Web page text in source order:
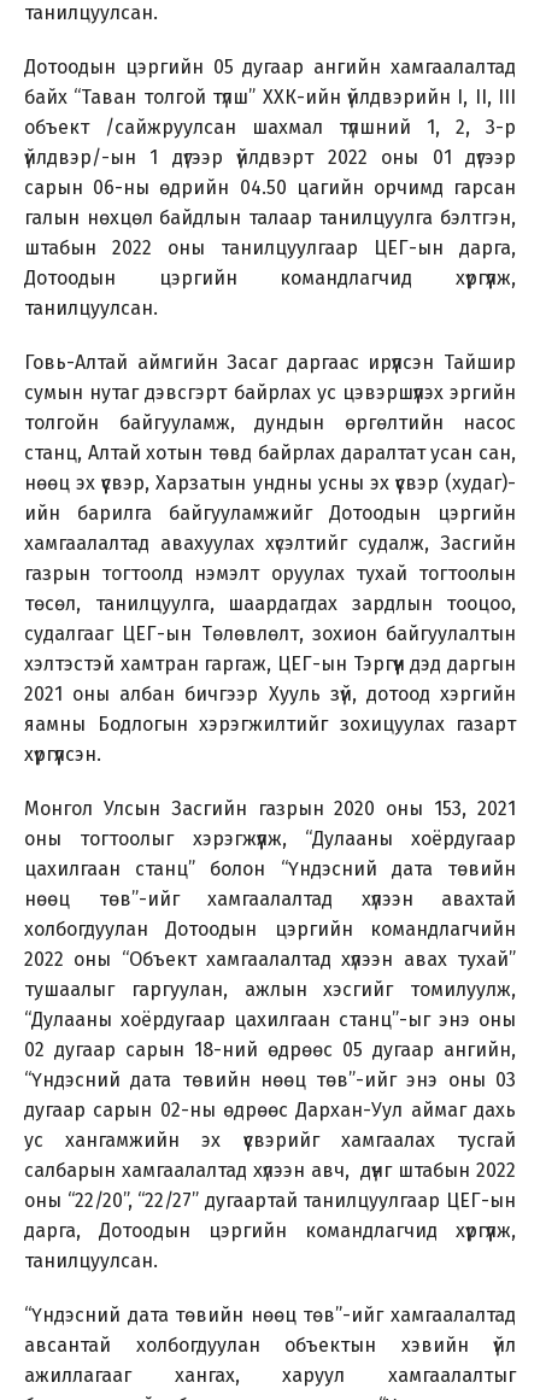
танилцуулсан.
Дотоодын цэргийн 05 дугаар ангийн хамгаалалтад
байх “Таван толгой түлш” ХХК-ийн үйлдвэрийн I, II, III
объект /сайжруулсан шахмал түлшний 1, 2, 3-р
үйлдвэр/-ын 1 дүгээр үйлдвэрт 2022 оны 01 дүгээр
сарын 06-ны өдрийн 04.50 цагийн орчимд гарсан
галын нөхцөл байдлын талаар танилцуулга бэлтгэн,
штабын 2022 оны танилцуулгаар ЦЕГ-ын дарга,
Дотоодын цэргийн командлагчид хүргүүлж,
танилцуулсан.
Говь-Алтай аймгийн Засаг даргаас ирүүлсэн Тайшир
сумын нутаг дэвсгэрт байрлах ус цэвэршүүлэх эргийн
толгойн байгууламж, дундын өргөлтийн насос
станц, Алтай хотын төвд байрлах даралтат усан сан,
нөөц эх үүсвэр, Харзатын ундны усны эх үүсвэр (худаг)-
ийн барилга байгууламжийг Дотоодын цэргийн
хамгаалалтад авахуулах хүсэлтийг судалж, Засгийн
газрын тогтоолд нэмэлт оруулах тухай тогтоолын
төсөл, танилцуулга, шаардагдах зардлын тооцоо,
судалгааг ЦЕГ-ын Төлөвлөлт, зохион байгуулалтын
хэлтэстэй хамтран гаргаж, ЦЕГ-ын Тэргүүн дэд даргын
2021 оны албан бичгээр Хууль зүй, дотоод хэргийн
яамны Бодлогын хэрэгжилтийг зохицуулах газарт
хүргүүлсэн.
Монгол Улсын Засгийн газрын 2020 оны 153, 2021
оны тогтоолыг хэрэгжүүлж, “Дулааны хоёрдугаар
цахилгаан станц” болон “Үндэсний дата төвийн
нөөц төв”-ийг хамгаалалтад хүлээн авахтай
холбогдуулан Дотоодын цэргийн командлагчийн
2022 оны “Объект хамгаалалтад хүлээн авах тухай”
тушаалыг гаргуулан, ажлын хэсгийг томилуулж,
“Дулааны хоёрдугаар цахилгаан станц”-ыг энэ оны
02 дугаар сарын 18-ний өдрөөс 05 дугаар ангийн,
“Үндэсний дата төвийн нөөц төв”-ийг энэ оны 03
дугаар сарын 02-ны өдрөөс Дархан-Уул аймаг дахь
ус хангамжийн эх үүсвэрийг хамгаалах тусгай
салбарын хамгаалалтад хүлээн авч, дүнг штабын 2022
оны “22/20”, “22/27” дугаартай танилцуулгаар ЦЕГ-ын
дарга, Дотоодын цэргийн командлагчид хүргүүлж,
танилцуулсан.
“Үндэсний дата төвийн нөөц төв”-ийг хамгаалалтад
авсантай холбогдуулан объектын хэвийн үйл
ажиллагааг хангах, харуул хамгаалалтыг